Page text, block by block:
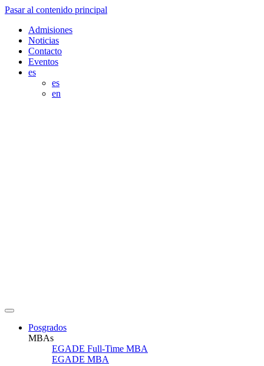
Pasar al contenido principal
Admisiones
Noticias
Contacto
Eventos
es
es
en
Posgrados
MBAs
EGADE Full-Time MBA
EGADE MBA